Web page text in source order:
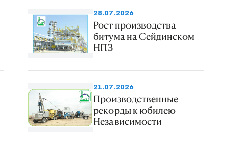
28.07.2026
Рост производства
битума на Сейдинском
НПЗ
21.07.2026
Производственные
рекорды к юбилею
Независимости